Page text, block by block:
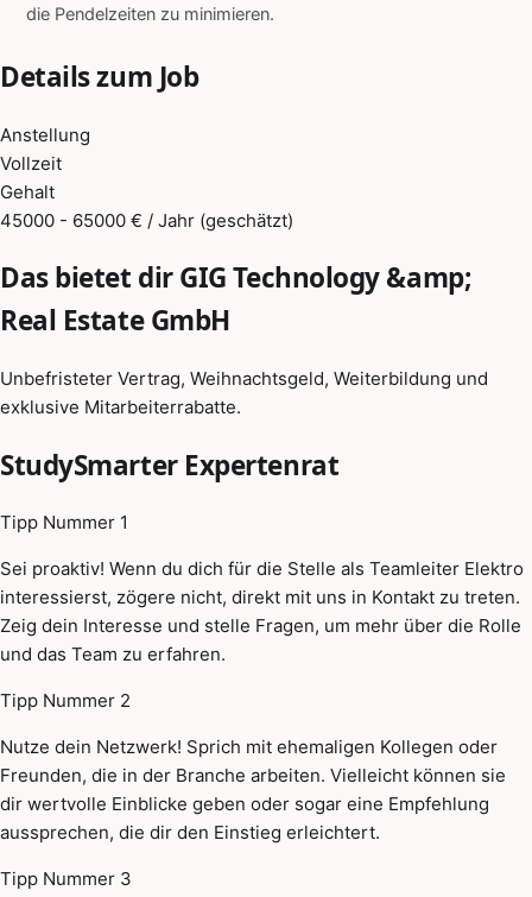
die Pendelzeiten zu minimieren.
Details zum Job
Anstellung
Vollzeit
Gehalt
45000 - 65000 € / Jahr (geschätzt)
Das bietet dir GIG Technology &amp;
Real Estate GmbH
Unbefristeter Vertrag, Weihnachtsgeld, Weiterbildung und
exklusive Mitarbeiterrabatte.
StudySmarter Expertenrat
Tipp Nummer 1
Sei proaktiv! Wenn du dich für die Stelle als Teamleiter Elektro
interessierst, zögere nicht, direkt mit uns in Kontakt zu treten.
Zeig dein Interesse und stelle Fragen, um mehr über die Rolle
und das Team zu erfahren.
Tipp Nummer 2
Nutze dein Netzwerk! Sprich mit ehemaligen Kollegen oder
Freunden, die in der Branche arbeiten. Vielleicht können sie
dir wertvolle Einblicke geben oder sogar eine Empfehlung
aussprechen, die dir den Einstieg erleichtert.
Tipp Nummer 3